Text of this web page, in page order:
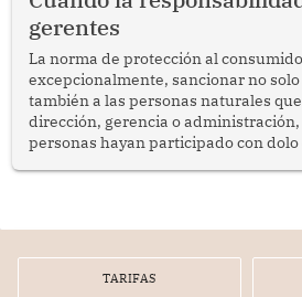
gerentes
La norma de protección al
excepcionalmente, sancionar no
también a las personas naturales
dirección, gerencia o
personas hayan participado con
por la frustrada realización de un
TARIFAS